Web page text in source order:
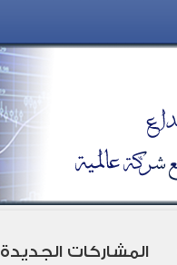
المشاركات الجديدة